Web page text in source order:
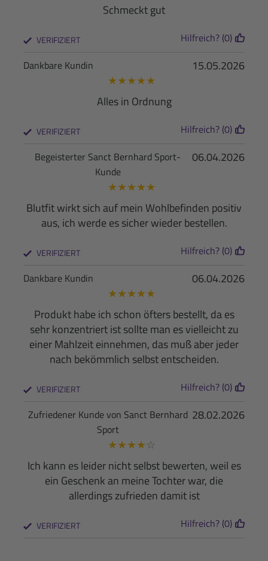
Schmeckt gut
VERIFIZIERT Hilfreich? (0)
15.05.2026
Dankbare Kundin
★★★★★
Alles in Ordnung
VERIFIZIERT Hilfreich? (0)
06.04.2026
Begeisterter Sanct Bernhard Sport-
Kunde
★★★★★
Blutfit wirkt sich auf mein Wohlbefinden positiv
aus, ich werde es sicher wieder bestellen.
VERIFIZIERT Hilfreich? (0)
06.04.2026
Dankbare Kundin
★★★★★
Produkt habe ich schon öfters bestellt, da es
sehr konzentriert ist sollte man es vielleicht zu
einer Mahlzeit einnehmen, das muß aber jeder
nach bekömmlich selbst entscheiden.
VERIFIZIERT Hilfreich? (0)
28.02.2026
Zufriedener Kunde von Sanct Bernhard
Sport
★★★★☆
Ich kann es leider nicht selbst bewerten, weil es
ein Geschenk an meine Tochter war, die
allerdings zufrieden damit ist
VERIFIZIERT Hilfreich? (0)